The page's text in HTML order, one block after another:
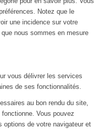
Notez que le
une incidence sur votre
nous sommes en mesure
vous délivrer les services
de ses fonctionnalités.
au bon rendu du site,
Vous pouvez
options de votre navigateur et